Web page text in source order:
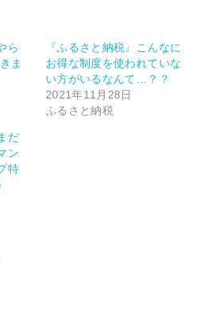
ら
ま
『ふるさと納税』こんなに
お得な制度を使われていな
い方がいるなんて…？？
2021年11月28日
ふるさと納税
だ
ン
特